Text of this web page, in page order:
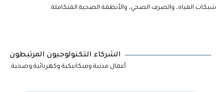
شبكات المياه، والصرف الصحي، والأنظمة الصحية المتكاملة.
الشركاء التكنولوجيون المرتبطون
أعمال مدنية وميكانيكية وكهربائية وصحية.